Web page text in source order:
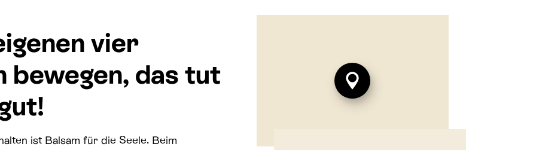
vier
bewegen, das tut
ist Balsam für die Seele. Beim